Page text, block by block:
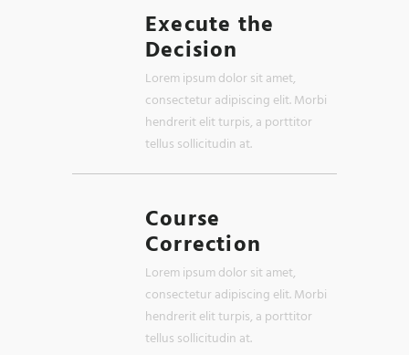
Execute the
Decision
Lorem ipsum dolor sit amet,
consectetur adipiscing elit. Morbi
hendrerit elit turpis, a porttitor
tellus sollicitudin at.
Course
Correction
Lorem ipsum dolor sit amet,
consectetur adipiscing elit. Morbi
hendrerit elit turpis, a porttitor
tellus sollicitudin at.